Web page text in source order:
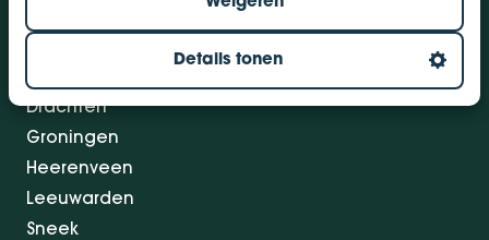
Details tonen
Bolsward
Drachten
Groningen
Heerenveen
Leeuwarden
Sneek